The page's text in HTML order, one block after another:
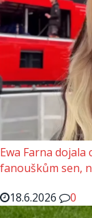
Ewa Farna dojala
fanouškům sen,
18.6.2026
0